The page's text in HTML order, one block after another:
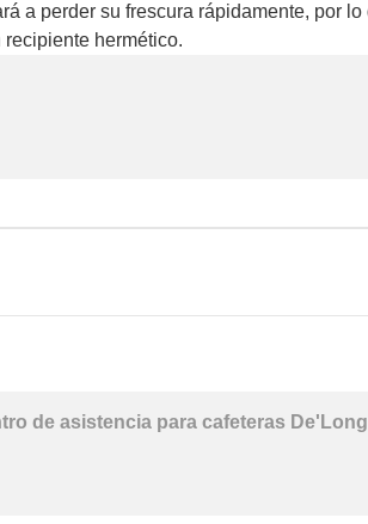
a perder su frescura rápidamente, por lo
hermético.
de asistencia para cafeteras